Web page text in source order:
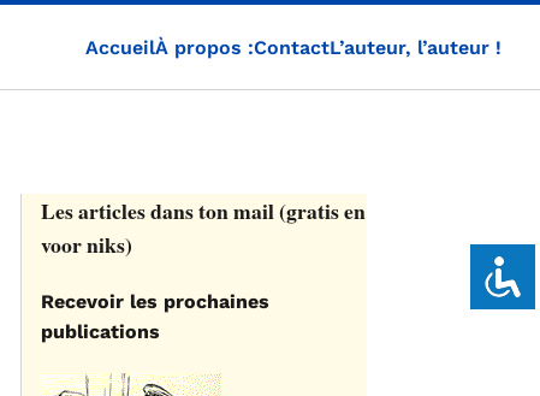
AccueilÀ propos :ContactL’auteur, l’auteur !
Les articles dans ton mail (gratis en
voor niks)
Recevoir les prochaines
publications